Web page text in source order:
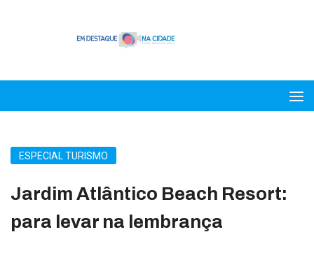
ESPECIAL TURISMO
Jardim Atlântico Beach Resort:
para levar na lembrança